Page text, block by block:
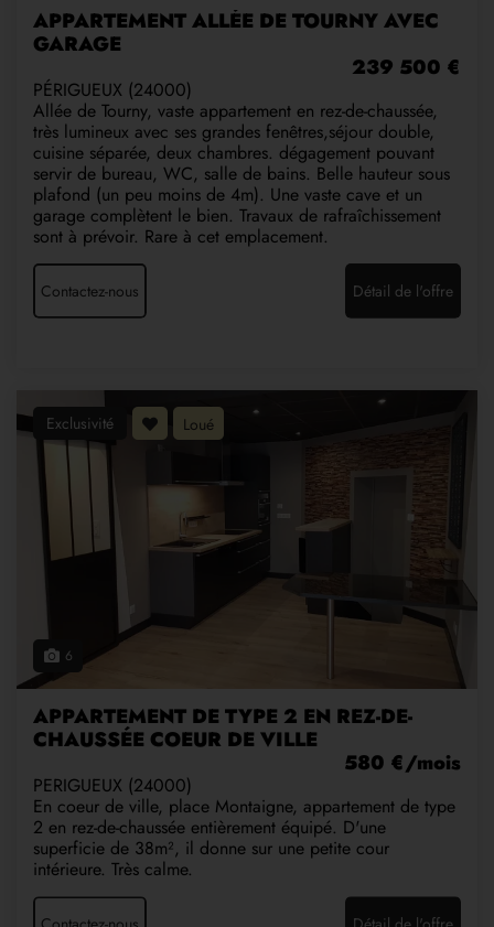
APPARTEMENT ALLÉE DE TOURNY AVEC
GARAGE
239 500 €
PÉRIGUEUX (24000)
Allée de Tourny, vaste appartement en rez-de-chaussée,
très lumineux avec ses grandes fenêtres,séjour double,
cuisine séparée, deux chambres. dégagement pouvant
servir de bureau, WC, salle de bains. Belle hauteur sous
plafond (un peu moins de 4m). Une vaste cave et un
garage complètent le bien. Travaux de rafraîchissement
sont à prévoir. Rare à cet emplacement.
Contactez-nous Détail de l'offre
Exclusivité Loué
6
APPARTEMENT DE TYPE 2 EN REZ-DE-
CHAUSSÉE COEUR DE VILLE
580 €/mois
PERIGUEUX (24000)
En coeur de ville, place Montaigne, appartement de type
2 en rez-de-chaussée entièrement équipé. D'une
superficie de 38m², il donne sur une petite cour
intérieure. Très calme.